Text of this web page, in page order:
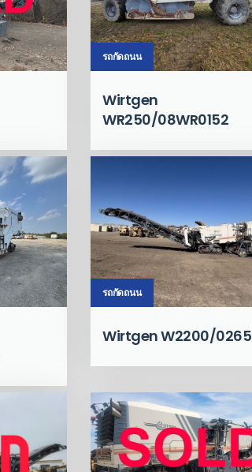
รถกัดถนน
Wirtgen
WR250/08WR0152
รถกัดถนน
Wirtgen W2200/0265